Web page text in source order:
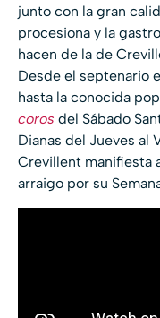
junto con la gran
procesiona y la
hacen de la de
Desde el septenario
hasta la conocida
coros del Sábado
Dianas del Jueves al
Crevillent manifiesta
arraigo por su